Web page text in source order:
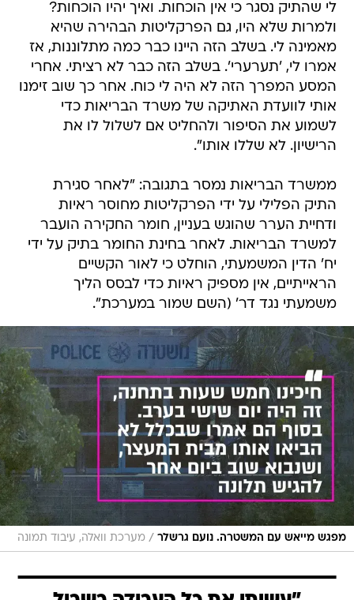
לי שהתיק נסגר כי אין הוכחות. ואיך יהיו הוכחות?
ולמרות שלא היו, גם הפרקליטות הבהירה שהיא
מאמינה לי. בשלב הזה היינו כבר כמה מתלוננות, אז
אמרו לי, 'תערערי'. בשלב הזה כבר לא רציתי. אחרי
המסע המפרך הזה לא היה לי כוח. אחר כך שוב זימנו
אותי לוועדת האתיקה של משרד הבריאות כדי
לשמוע את הסיפור ולהחליט אם לשלול לו את
הרישיון. לא שללו אותו".
ממשרד הבריאות נמסר בתגובה: "לאחר סגירת
התיק הפלילי על ידי הפרקליטות מחוסר ראיות
ודחיית הערר שהוגש בעניין, חומר החקירה הועבר
למשרד הבריאות. לאחר בחינת החומר בתיק על ידי
יח' הדין המשמעתי, הוחלט כי לאור הקשיים
הראייתיים, אין מספיק ראיות כדי לבסס הליך
משמעתי נגד דר' (השם שמור במערכת".
מפגש מייאש עם המשטרה. נועם גרשלר / מערכת וואלה, עיבוד תמונה